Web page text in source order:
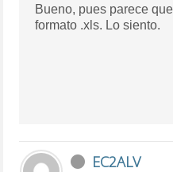
Bueno, pues parece
formato .xls. Lo siento.
EC2ALV